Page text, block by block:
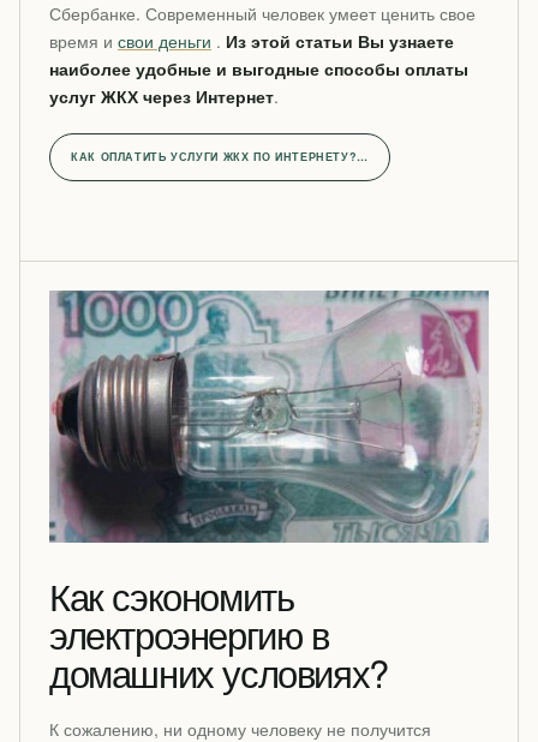
Сбербанке. Современный человек умеет ценить свое
время и свои деньги . Из этой статьи Вы узнаете
наиболее удобные и выгодные способы оплаты
услуг ЖКХ через Интернет.
КАК ОПЛАТИТЬ УСЛУГИ ЖКХ ПО ИНТЕРНЕТУ?…
Как сэкономить
электроэнергию в
домашних условиях?
К сожалению, ни одному человеку не получится